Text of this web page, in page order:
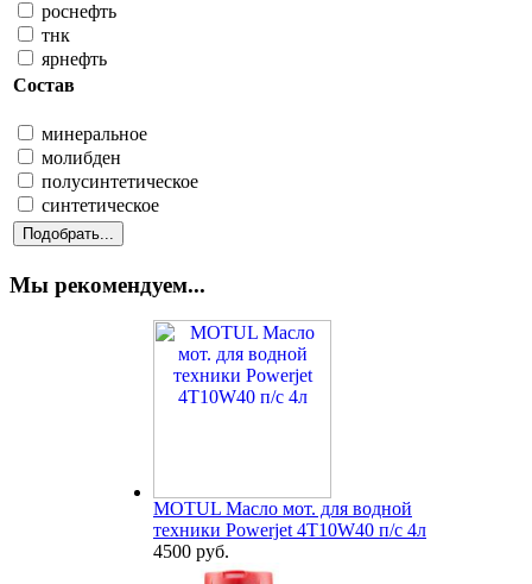
роснефть
тнк
ярнефть
Состав
минеральное
молибден
полусинтетическое
синтетическое
Мы рекомендуем...
MOTUL Масло мот. для водной
техники Powerjet 4T10W40 п/с 4л
4500 руб.